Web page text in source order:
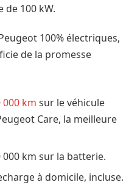
100 kW.
100% électriques,
de la promesse
000 km sur le véhicule
Care, la meilleure
km sur la batterie.
à domicile, incluse.